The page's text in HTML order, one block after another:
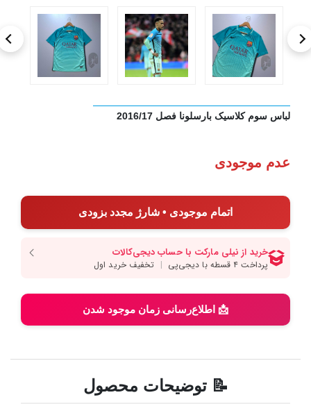
لباس سوم کلاسیک بارسلونا فصل 2016/17
عدم موجودی
اتمام موجودی • شارژ مجدد بزودی
📩 اطلاع‌رسانی زمان موجود شدن
📝 توضیحات محصول